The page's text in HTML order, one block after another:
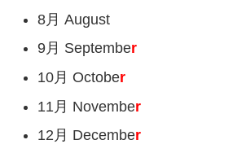
8月 August
9月 September
10月 October
11月 November
12月 December